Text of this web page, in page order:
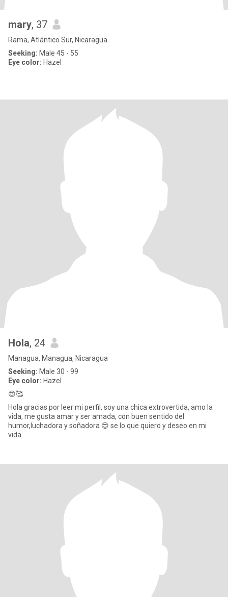
mary, 37
Rama, Atlántico Sur, Nicaragua
Seeking: Male 45 - 55
Eye color: Hazel
Hola, 24
Managua, Managua, Nicaragua
Seeking: Male 30 - 99
Eye color: Hazel
😍🥰
Hola gracias por leer mi perfil, soy una chica extrovertida, amo la
vida, me gusta amar y ser amada, con buen sentido del
humor,luchadora y soñadora 😍 se lo que quiero y deseo en mi
vida.